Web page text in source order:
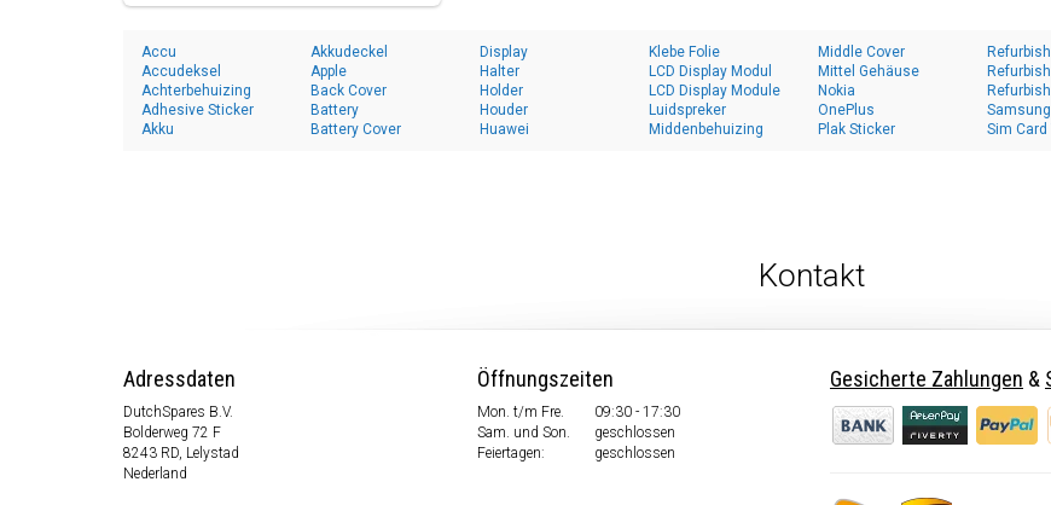
Accu
Accudeksel
Achterbehuizing
Adhesive Sticker
Akku
Akkudeckel
Apple
Back Cover
Battery
Battery Cover
Display
Halter
Holder
Houder
Huawei
Klebe Folie
LCD Display Modul
LCD Display Module
Luidspreker
Middenbehuizing
Middle Cover
Mittel Gehäuse
Nokia
OnePlus
Plak Sticker
Samsung
Sim
Kontakt
Adressdaten
DutchSpares B.V.
Bolderweg 72 F
8243 RD, Lelystad
Nederland
Öffnungszeiten
Mon. t/m Fre.
09:30 - 17:30
Sam. und Son.
geschlossen
Feiertagen:
geschlossen
Gesicherte Zahlungen &